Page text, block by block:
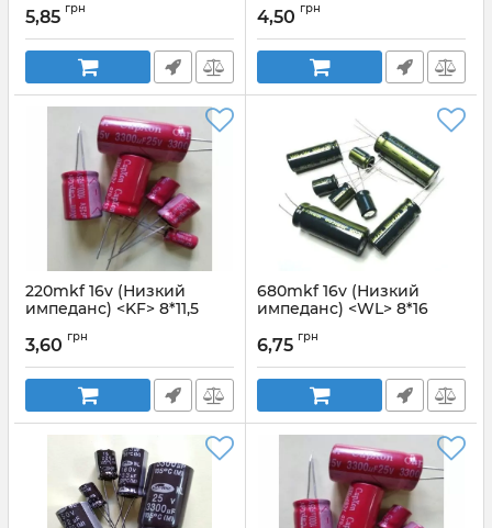
Артикул:
5,85 грн
Артикул:
4,50 грн
220mkf 16v (Низкий
импеданс) <KF> 8*11,5
Артикул:
3,60 грн
680mkf 16v (Низкий
импеданс) <WL> 8*16
Артикул:
6,75 грн